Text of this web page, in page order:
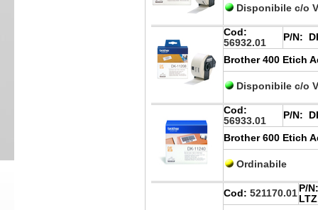
Disponibile c/o
Cod:
56932.01
P/N:
Brother 400 Etich
Disponibile c/o
Cod:
56933.01
P/N:
Brother 600 Etich
Ordinabile
Cod: 521170.01 P/N: